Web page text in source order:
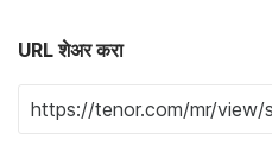
URL शेअर करा